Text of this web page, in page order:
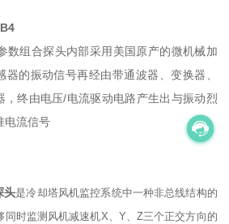
数组合探头内部采用美国原产的微机械加
的振动信号再经由带通波器、变换器、
，终由电压/电流驱动电路产生出与振动烈
电流信号
头是冷却塔风机监控系统中一种非总线结构的
同时监测风机减速机X、Y、Z三个正交方向的